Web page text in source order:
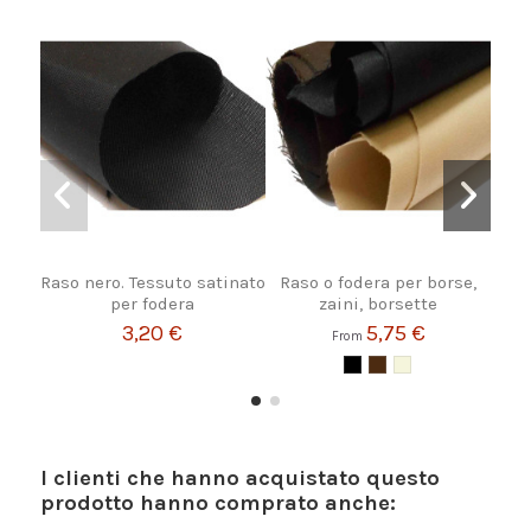
Raso nero. Tessuto satinato
per fodera
3,20 €
Raso o fodera per borse,
zaini, borsette
From 5,75 €
I clienti che hanno acquistato questo
prodotto hanno comprato anche: